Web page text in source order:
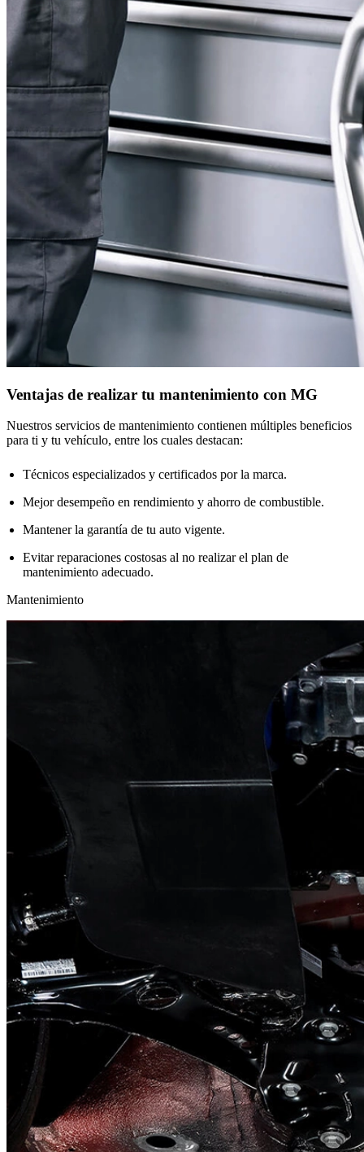
Ventajas de realizar tu mantenimiento con MG
Nuestros servicios de mantenimiento contienen múltiples beneficios
para ti y tu vehículo, entre los cuales destacan:
Técnicos especializados y certificados por la marca.
Mejor desempeño en rendimiento y ahorro de combustible.
Mantener la garantía de tu auto vigente.
Evitar reparaciones costosas al no realizar el plan de
mantenimiento adecuado.
Mantenimiento